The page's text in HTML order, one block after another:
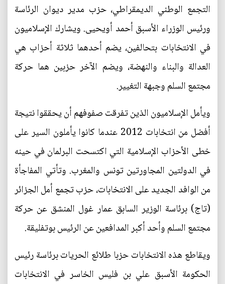
التجمع الوطني الديمقراطي، حزب مدير ديوان الرئاسة
ورئيس الوزراء الأسبق أحمد أويحيى. ويشارك الإسلاميون
في الانتخابات بتحالفين، يضم أحدهما ثلاثة أحزاب هي
العدالة والبناء والنهضة، ويضم الآخر حزبين هما حركة
مجتمع السلم وجبهة التغيير.
ويأمل الإسلاميون الذين تفرقت صفوفهم أن يحققوا نتيجة
أفضل من انتخابات 2012 عندما كانوا يأملون السير على
خطى الأحزاب الإسلامية التي اكتسحت البرلمان في حينه
في الدولتين المجاورتين تونس والمغرب. وتأتي المفاجأة
من الوافد الجديد على الانتخابات، حزب تجمع أمل الجزائر
(تاج) برئاسة الوزير السابق عمار غول المنشق عن حركة
مجتمع السلم وأحد أكبر المدافعين عن الرئيس بوتفليقة.
ويقاطع هذه الانتخابات حزبا طلائع الحريات برئاسة رئيس
الحكومة الأسبق علي بن فليس الخاسر في الانتخابات